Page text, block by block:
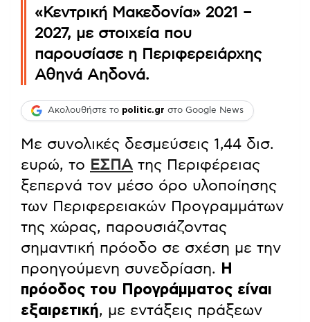
«Κεντρική Μακεδονία» 2021 –
2027, με στοιχεία που
παρουσίασε η Περιφερειάρχης
Αθηνά Αηδονά.
Ακολουθήστε το politic.gr στο Google News
Με συνολικές δεσμεύσεις 1,44 δισ.
ευρώ, το ΕΣΠΑ της Περιφέρειας
ξεπερνά τον μέσο όρο υλοποίησης
των Περιφερειακών Προγραμμάτων
της χώρας, παρουσιάζοντας
σημαντική πρόοδο σε σχέση με την
προηγούμενη συνεδρίαση.
Η
πρόοδος του Προγράμματος είναι
εξαιρετική, με εντάξεις πράξεων